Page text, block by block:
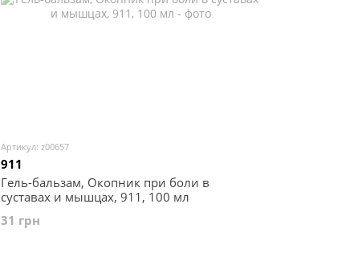
Артикул: z00657
911
Гель-бальзам, Окопник при боли в
суставах и мышцах, 911, 100 мл
31 грн